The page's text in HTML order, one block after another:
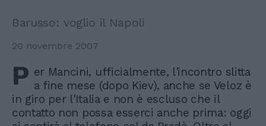
Barusso: voglio il Napoli
20 novembre 2007
P er Mancini, ufficialmente, l'incontro slitta
a fine mese (dopo Kiev), anche se Veloz è
in giro per l'Italia e non è escluso che il
contatto non possa esserci anche prima: oggi